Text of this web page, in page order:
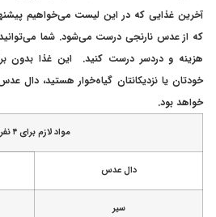
آخرین غذایی که در این لیست می‌خواهیم
که از عدس نارنجی درست می‌شود. شما
هزینه و دردسر درست کنید. این غذا بدون
خودتان یا نزدیکانتان گیاه‌خوار هستید، دال
خواهد بود.
مواد لازم برای ۴ نفر
دال عدس
سیر